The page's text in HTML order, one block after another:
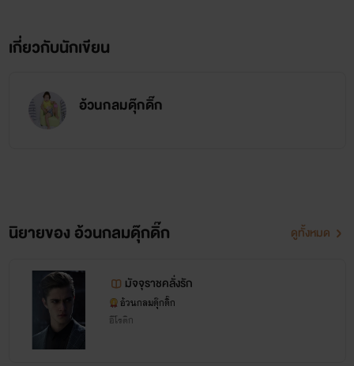
เกี่ยวกับนักเขียน
อ้วนกลมดุ๊กดิ๊ก
นิยายของ อ้วนกลมดุ๊กดิ๊ก ดูทั้งหมด
มัจจุราชคลั่งรัก
อ้วนกลมดุ๊กดิ๊ก
อีโรติก